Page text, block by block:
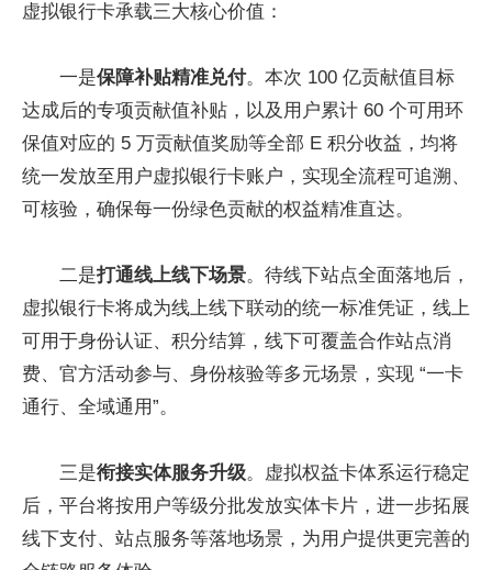
虚拟银行卡承载三大核心价值：
一是保障补贴精准兑付。本次 100 亿贡献值目标
达成后的专项贡献值补贴，以及用户累计 60 个可用环
保值对应的 5 万贡献值奖励等全部 E 积分收益，均将
统一发放至用户虚拟银行卡账户，实现全流程可追溯、
可核验，确保每一份绿色贡献的权益精准直达。
二是打通线上线下场景。待线下站点全面落地后，
虚拟银行卡将成为线上线下联动的统一标准凭证，线上
可用于身份认证、积分结算，线下可覆盖合作站点消
费、官方活动参与、身份核验等多元场景，实现 “一卡
通行、全域通用”。
三是衔接实体服务升级。虚拟权益卡体系运行稳定
后，平台将按用户等级分批发放实体卡片，进一步拓展
线下支付、站点服务等落地场景，为用户提供更完善的